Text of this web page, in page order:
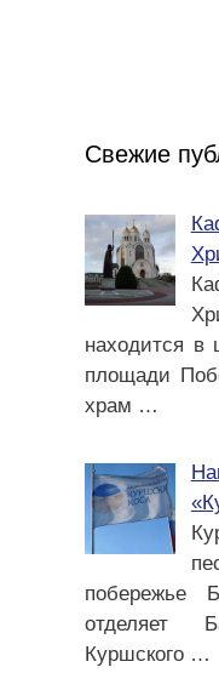
Свежие
находится в
площади
храм …
побережье
отделяет
Куршского …